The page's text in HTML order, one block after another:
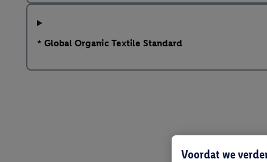
* Global Organic Textile Standard
Voordat we